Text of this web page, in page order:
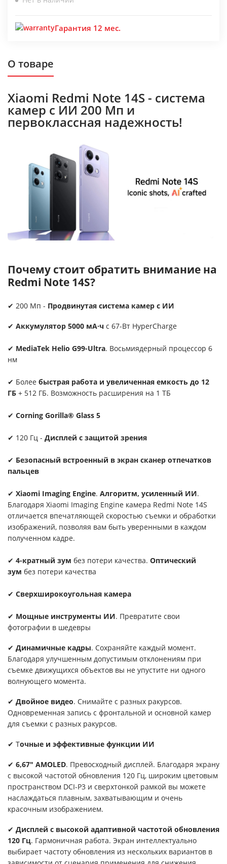
Гарантия 12 мес.
О товаре
Xiaomi Redmi Note 14S - система
камер с ИИ 200 Мп и
первоклассная надежность!
Почему стоит обратить внимание на
Redmi Note 14S?
✔ 200 Мп - Продвинутая система камер с ИИ
✔ Аккумулятор 5000 мА·ч с 67-Вт HyperCharge
✔ MediaTek Helio G99-Ultra. Восьмиядерный процессор 6
нм
✔ Более быстрая работа и увеличенная емкость до 12
ГБ + 512 ГБ. Возможность расширения на 1 ТБ
✔ Corning Gorilla® Glass 5
✔ 120 Гц - Дисплей с защитой зрения
✔ Безопасный встроенный в экран сканер отпечатков
пальцев
✔ Xiaomi Imaging Engine. Алгоритм, усиленный ИИ.
Благодаря Xiaomi Imaging Engine камера Redmi Note 14S
отличается впечатляющей скоростью съемки и обработки
изображений, позволяя вам быть уверенными в каждом
полученном кадре.
✔ 4-кратный зум без потери качества. Оптический
зум без потери качества
✔ Сверхширокоугольная камера
✔ Мощные инструменты ИИ. Превратите свои
фотографии в шедевры
✔ Динамичные кадры. Сохраняйте каждый момент.
Благодаря улучшенным допустимым отклонениям при
съемке движущихся объектов вы не упустите ни одного
волнующего момента.
✔ Двойное видео. Снимайте с разных ракурсов.
Одновременная запись с фронтальной и основной камер
для съемки с разных ракурсов.
✔ Точные и эффективные функции ИИ
✔ 6,67" AMOLED. Превосходный дисплей. Благодаря экрану
с высокой частотой обновления 120 Гц, широким цветовым
пространством DCI-P3 и сверхтонкой рамкой вы можете
наслаждаться плавным, захватывающим и очень
красочным изображением.
✔ Дисплей с высокой адаптивной частотой обновления
120 Гц. Гармоничная работа. Экран интеллектуально
выбирает частоту обновления из нескольких вариантов в